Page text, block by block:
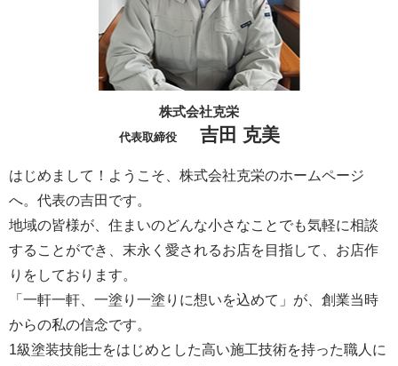
株式会社克栄
代表取締役 吉田 克美
はじめまして！ようこそ、株式会社克栄のホームページ
へ。代表の吉田です。
地域の皆様が、住まいのどんな小さなことでも気軽に相談
することができ、末永く愛されるお店を目指して、お店作
りをしております。
「一軒一軒、一塗り一塗りに想いを込めて」が、創業当時
からの私の信念です。
1級塗装技能士をはじめとした高い施工技術を持った職人に